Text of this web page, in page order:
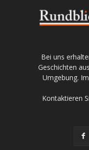
Bei uns
Geschichten
Umgebung.
Kontaktieren